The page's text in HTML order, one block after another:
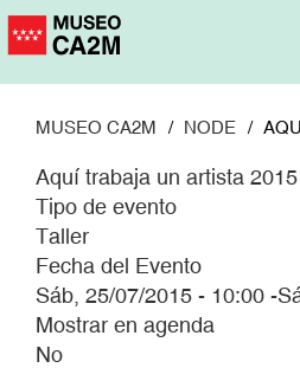
Pasar
MUSEO CA2M NODE
Aquí trabaja un artista 2015
Tipo de evento
Taller
Fecha del Evento
Sáb, 25/07/2015 - 10:00 -
Mostrar en agenda
No